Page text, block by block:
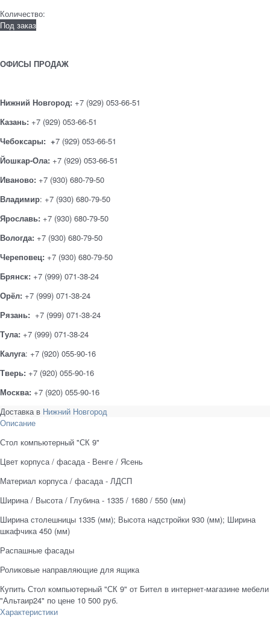
Количество:
Под заказ
ОФИСЫ ПРОДАЖ
Нижний Новгород: +7 (929) 053-66-51
Казань: +7 (929) 053-66-51
Чебоксары: +7 (929) 053-66-51
Йошкар-Ола: +7 (929) 053-66-51
Иваново: +7 (930) 680-79-50
Владимир: +7 (930) 680-79-50
Ярославь: +7 (930) 680-79-50
Вологда: +7 (930) 680-79-50
Череповец: +7 (930) 680-79-50
Брянск: +7 (999) 071-38-24
Орёл: +7 (999) 071-38-24
Рязань: +7 (999) 071-38-24
Тула: +7 (999) 071-38-24
Калуга: +7 (920) 055-90-16
Тверь: +7 (920) 055-90-16
Москва: +7 (920) 055-90-16
Доставка в Нижний Новгород
Описание
Стол компьютерный "СК 9"
Цвет корпуса / фасада - Венге / Ясень
Материал корпуса / фасада - ЛДСП
Ширина / Высота / Глубина - 1335 / 1680 / 550 (мм)
Ширина столешницы 1335 (мм); Высота надстройки 930 (мм); Ширина
шкафчика 450 (мм)
Распашные фасады
Роликовые направляющие для ящика
Купить Стол компьютерный "СК 9" от Бител в интернет-магазине мебели
"Альтаир24" по цене 10 500 руб.
Характеристики